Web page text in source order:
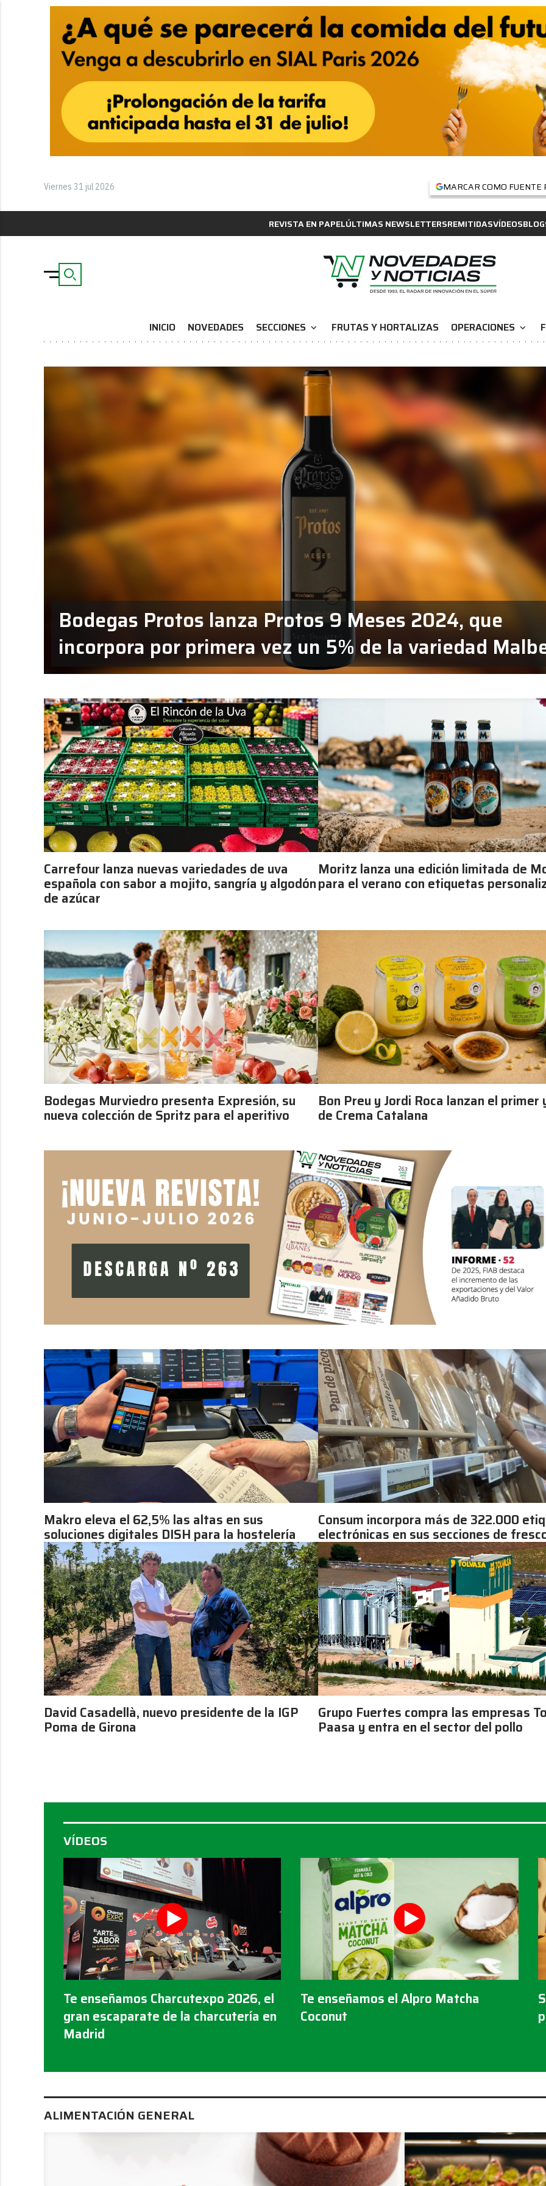
Viernes 31 jul 2026 MARCAR COMO FUENTE
REVISTA EN PAPELÚLTIMAS NEWSLETTERSREMITIDASVÍDEOS
INICIO NOVEDADES SECCIONES expand_more FRUTAS Y HORTALIZAS OPERACIONES expand_more
Bodegas Protos lanza Protos 9 Meses 2024, que
incorpora por primera vez un 5% de la variedad
Carrefour lanza nuevas variedades de uva
española con sabor a mojito, sangría y algodón
de azúcar
Moritz lanza una edición limitada de
para el verano con etiquetas
Bodegas Murviedro presenta Expresión, su
nueva colección de Spritz para el aperitivo
Bon Preu y Jordi Roca lanzan el primer
de Crema Catalana
Makro eleva el 62,5% las altas en sus
soluciones digitales DISH para la hostelería
Consum incorpora más de 322.000
electrónicas en sus secciones de
David Casadellà, nuevo presidente de la IGP
Poma de Girona
Grupo Fuertes compra las empresas
Paasa y entra en el sector del pollo
VÍDEOS
Te enseñamos Charcutexpo 2026, el
gran escaparate de la charcutería en
Madrid
Te enseñamos el Alpro Matcha
Coconut
ALIMENTACIÓN GENERAL